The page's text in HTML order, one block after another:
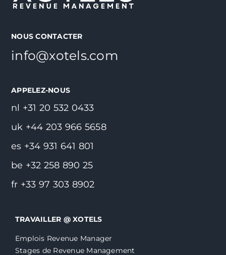
NOUS CONTACTER
info@xotels.com
APPELEZ-NOUS
nl +31 20 532 0433
uk +44 203 966 5658
es +34 931 641 801
be +32 258 890 25
fr +33 97 303 8902
TRAVAILLER @ XOTELS
Emplois Revenue Manager
Stages de Revenue Management